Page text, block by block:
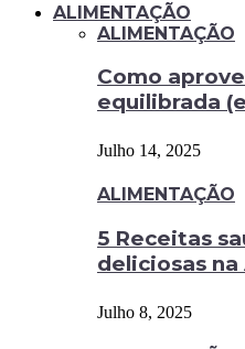
ALIMENTAÇÃO
ALIMENTAÇÃO
Como
equilibrada
Julho 14, 2025
ALIMENTAÇÃO
5 Receitas
deliciosas
Julho 8, 2025